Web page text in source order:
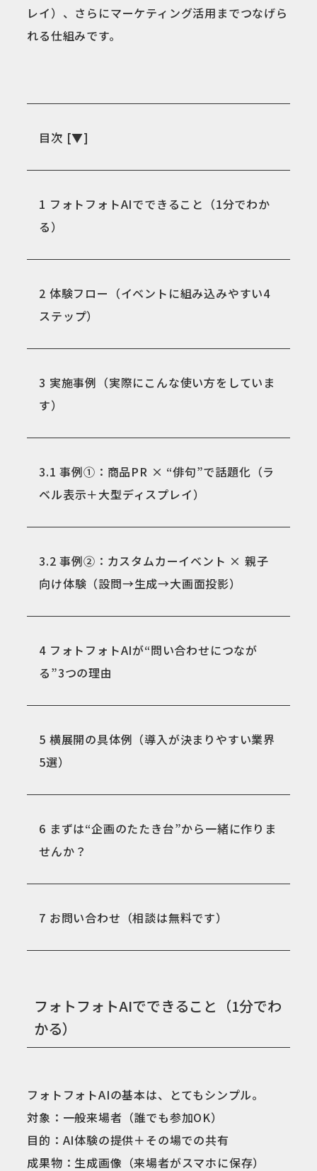
レイ）、さらにマーケティング活用までつなげら
れる仕組みです。
目次 [▼]
1 フォトフォトAIでできること（1分でわか
る）
2 体験フロー（イベントに組み込みやすい4
ステップ）
3 実施事例（実際にこんな使い方をしていま
す）
3.1 事例①：商品PR × “俳句”で話題化（ラ
ベル表示＋大型ディスプレイ）
3.2 事例②：カスタムカーイベント × 親子
向け体験（設問→生成→大画面投影）
4フォトフォトAIが“問い合わせにつなが
る”3つの理由
5 横展開の具体例（導入が決まりやすい業界
5選）
6 まずは“企画のたたき台”から一緒に作りま
せんか？
7 お問い合わせ（相談は無料です）
フォトフォトAIでできること（1分でわ
かる）
フォトフォトAIの基本は、とてもシンプル。
対象：一般来場者（誰でも参加OK）
目的：AI体験の提供＋その場での共有
成果物：生成画像（来場者がスマホに保存）